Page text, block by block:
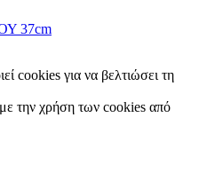
37cm
cookies για να βελτιώσει τη
την χρήση των cookies από